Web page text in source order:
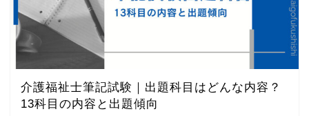
介護福祉士筆記試験｜出題科目はどんな内容？
13科目の内容と出題傾向